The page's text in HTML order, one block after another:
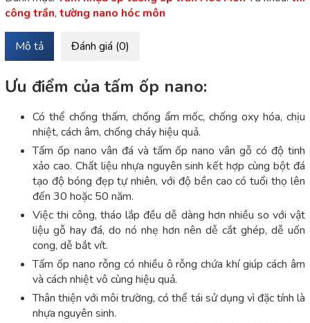
công trần, tường nano hóc môn
Mô tả Đánh giá (0)
Ưu điểm của tấm ốp nano:
Có thể chống thấm, chống ẩm mốc, chống oxy hóa, chịu
nhiệt, cách âm, chống cháy hiệu quả.
Tấm ốp nano vân đá và tấm ốp nano vân gỗ có độ tinh
xảo cao. Chất liệu nhựa nguyên sinh kết hợp cùng bột đá
tạo độ bóng đẹp tự nhiên, với độ bền cao có tuổi thọ lên
đến 30 hoặc 50 năm.
Việc thi công, tháo lắp đều dễ dàng hơn nhiều so với vật
liệu gỗ hay đá, do nó nhẹ hơn nên dễ cắt ghép, dễ uốn
cong, dễ bắt vít.
Tấm ốp nano rỗng có nhiều ô rỗng chứa khí giúp cách âm
và cách nhiệt vô cùng hiệu quả.
Thân thiện với môi trường, có thể tái sử dụng vì đặc tính là
nhựa nguyên sinh.